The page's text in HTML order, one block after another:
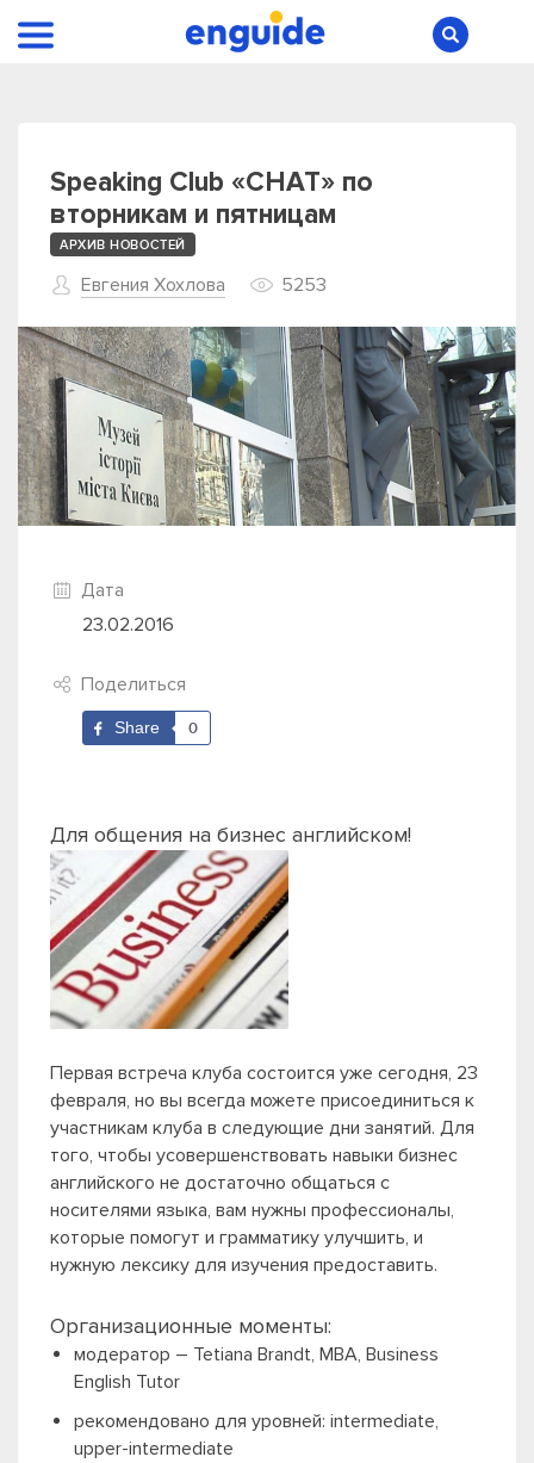
Speaking Club «CHAT» по
вторникам и пятницам
АРХИВ НОВОСТЕЙ
Евгения Хохлова 5253
Дата
23.02.2016
Поделиться
Share 0
Для общения на бизнес английском!
Первая встреча клуба состоится уже сегодня, 23
февраля, но вы всегда можете присоединиться к
участникам клуба в следующие дни занятий. Для
того, чтобы усовершенствовать навыки бизнес
английского не достаточно общаться с
носителями языка, вам нужны профессионалы,
которые помогут и грамматику улучшить, и
нужную лексику для изучения предоставить.
Организационные моменты:
модератор – Tetiana Brandt, MBA, Business
English Tutor
рекомендовано для уровней: intermediate,
upper-intermediate